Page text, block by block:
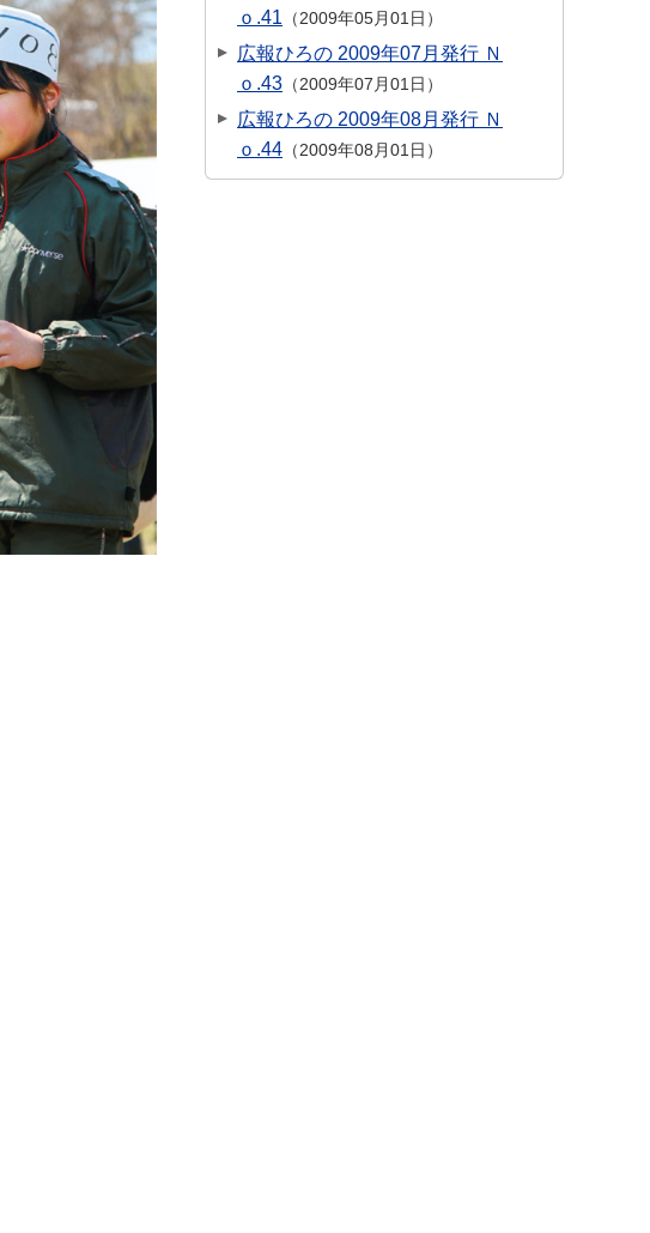
ｏ.41
2009年05月01日
広報ひろの 2009年07月発行 Ｎ
ｏ.43
2009年07月01日
広報ひろの 2009年08月発行 Ｎ
ｏ.44
2009年08月01日